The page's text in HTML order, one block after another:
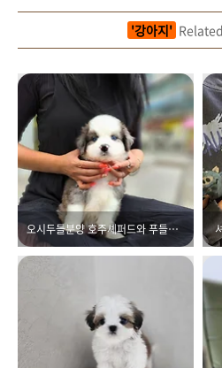
'강아지'
오시두들분양 호주셰퍼드와 푸들이 만났어요